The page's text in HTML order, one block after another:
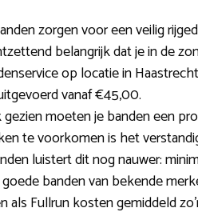
zorgen voor een veilig
belangrijk dat je in de
op locatie in
vanaf €45,00.
moeten je banden een
te voorkomen is het
luistert dit nog nauwer:
banden van bekende
als Fullrun kosten gemiddeld